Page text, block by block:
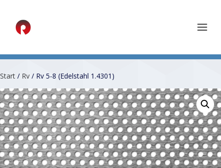
Start / Rv / Rv 5-8 (Edelstahl 1.4301)